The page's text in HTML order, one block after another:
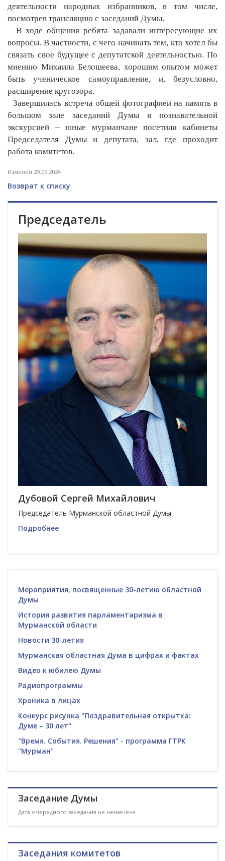
деятельности народных избранников, в том числе,
посмотрев трансляцию с заседаний Думы.
В ходе общения ребята задавали интересующие их
вопросы. В частности, с чего начинать тем, кто хотел бы
связать свое будущее с депутатской деятельностью. По
мнению Михаила Белошеева, хорошим опытом может
быть ученическое самоуправление, и, безусловно,
расширение кругозора.
Завершилась встреча общей фотографией на память в
большом зале заседаний Думы и познавательной
экскурсией ­­– юные мурманчане посетили кабинеты
Председателя Думы и депутата, зал, где проходит
работа комитетов.
Изменен 29.05.2024
Возврат к списку
Председатель
Дубовой Сергей Михайлович
Председатель Мурманской областной Думы
Подробнее
Мероприятия, посвященные 30-летию областной
Думы
История развития парламентаризма в
Мурманской области
Новости 30-летия
Мурманская областная Дума в цифрах и фактах
Видео к юбилею Думы
Радиопрограммы
Хроника в лицах
Конкурс рисунка "Поздравительная открытка:
Думе – 30 лет"
"Время. События. Решения" - программа ГТРК
"Мурман"
Заседание Думы
Дата очередного заседания не назначена
Заседания комитетов